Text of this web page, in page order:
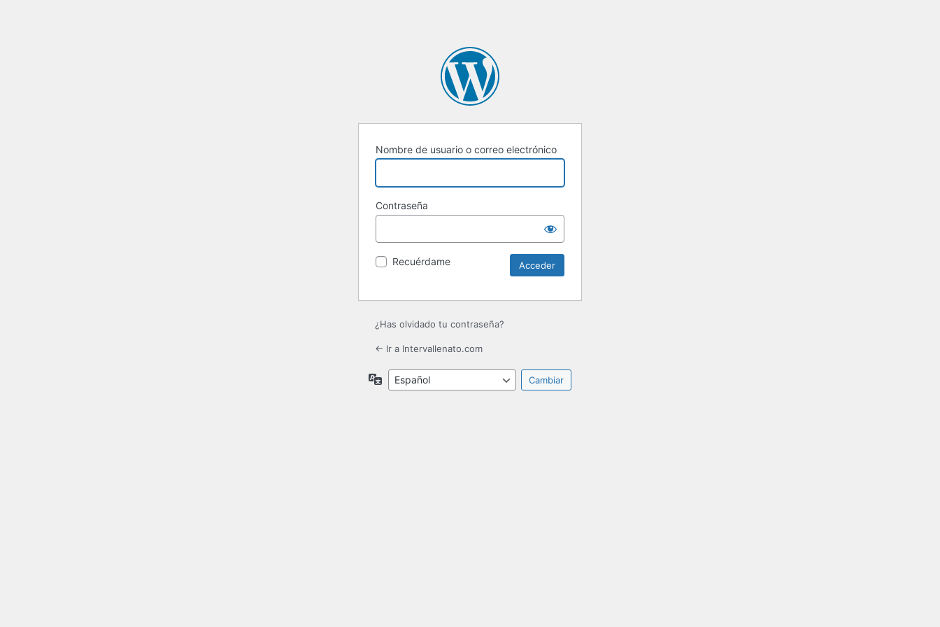
Nombre de usuario o correo electrónico
Contraseña
Recuérdame
¿Has olvidado tu contraseña?
← Ir a Intervallenato.com
Idioma